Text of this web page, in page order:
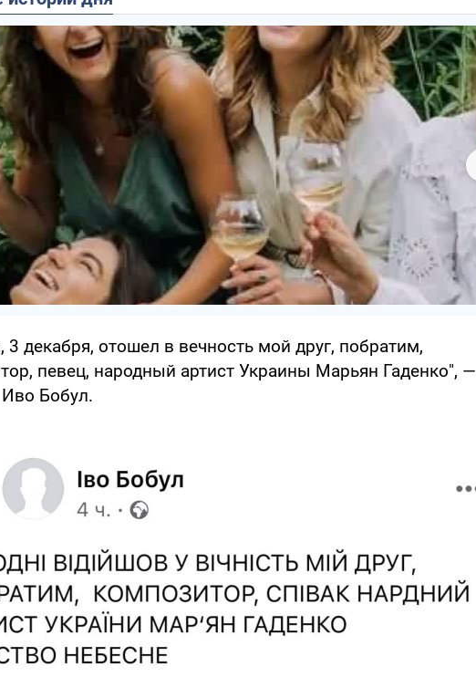
3 декабря, отошел в вечность мой друг, побратим,
певец, народный артист Украины Марьян Гаденко", —
Бобул.